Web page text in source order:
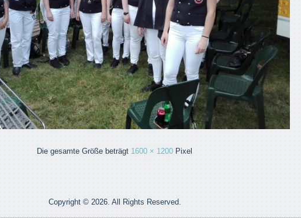
Die gesamte Größe beträgt1600 × 1200Pixel
Copyright © 2026. All Rights Reserved.